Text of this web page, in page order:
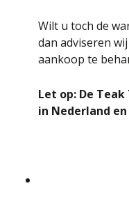
Wilt u toch de
dan adviseren
aankoop te
Let op: De
in Nederland